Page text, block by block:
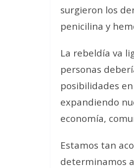
surgieron los
penicilina y
La rebeldía va
personas
posibilidades
expandiendo
economía,
Estamos tan
determinamos